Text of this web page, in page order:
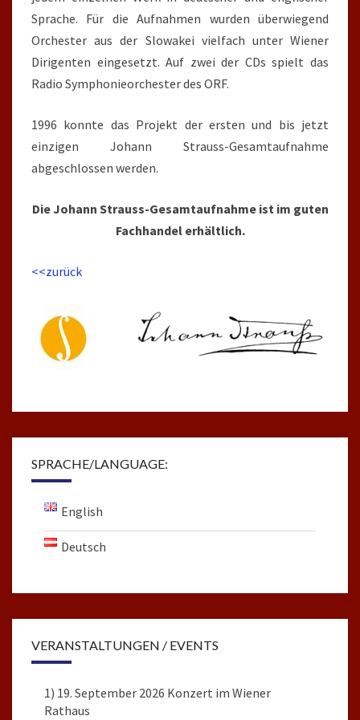
Sprache. Für die Aufnahmen wurden überwiegend
Orchester aus der Slowakei vielfach unter Wiener
Dirigenten eingesetzt. Auf zwei der CDs spielt das
Radio Symphonieorchester des ORF.
1996 konnte das Projekt der ersten und bis jetzt
einzigen Johann Strauss-Gesamtaufnahme
abgeschlossen werden.
Die Johann Strauss-Gesamtaufnahme ist im guten
Fachhandel erhältlich.
<<zurück
SPRACHE/LANGUAGE:
English
Deutsch
VERANSTALTUNGEN / EVENTS
1) 19. September 2026 Konzert im Wiener
Rathaus